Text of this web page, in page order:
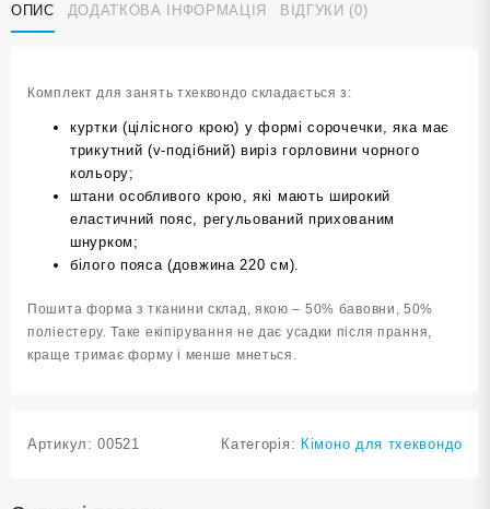
кількість
ОПИС ДОДАТКОВА ІНФОРМАЦІЯ ВІДГУКИ (0)
Комплект для занять тхеквондо складається з:
куртки (цілісного крою) у формі сорочечки, яка має
трикутний (v-подібний) виріз горловини чорного
кольору;
штани особливого крою, які мають широкий
еластичний пояс, регульований прихованим
шнурком;
білого пояса (довжина 220 см).
Пошита форма з тканини склад, якою – 50% бавовни, 50%
поліестеру. Таке екіпірування не дає усадки після прання,
краще тримає форму і менше мнеться.
Артикул:00521 Категорія: Кімоно для тхеквондо